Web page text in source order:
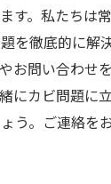
す。私たちは
を徹底的に解
お問い合わせ
にカビ問題に
う。ご連絡を